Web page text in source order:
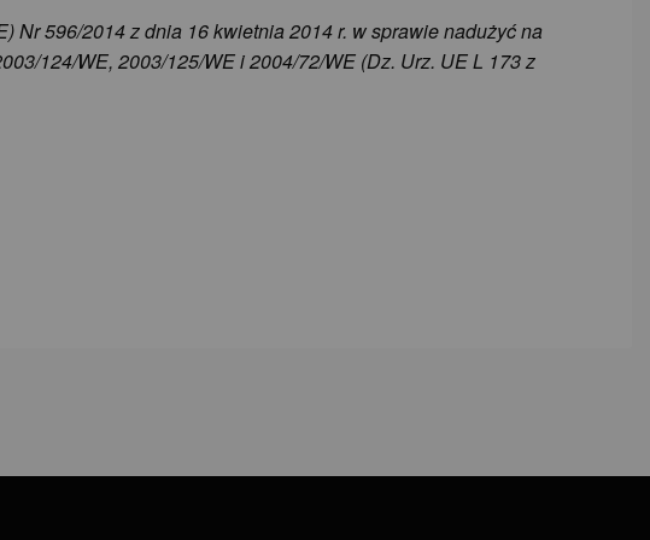
Nr 596/2014 z dnia 16 kwietnia 2014 r. w sprawie nadużyć na
124/WE, 2003/125/WE i 2004/72/WE (Dz. Urz. UE L 173 z